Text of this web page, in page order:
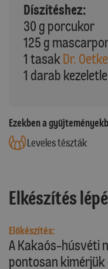
Díszítéshez:
30 g porcukor
125 g
1 tasak Dr.
1 darab
Ezekben a
Leveles tészták
Elkészítés
Előkészítés:
A Kakaós-húsvéti
pontosan kimérjük